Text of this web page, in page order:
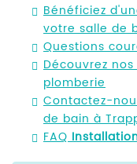
Bénéficiez
votre salle de
Questions
Découvrez
plomberie
Contactez-
de bain à
FAQ